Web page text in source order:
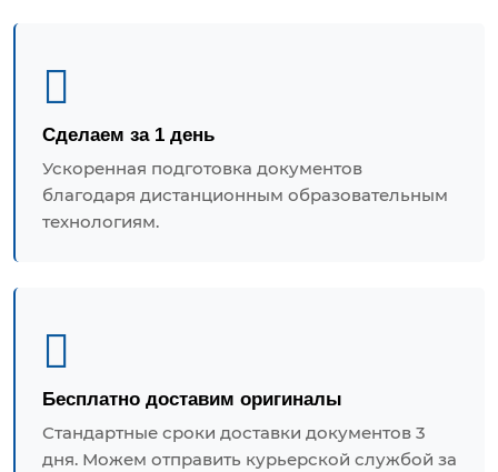
Сделаем за 1 день
Ускоренная подготовка документов
благодаря дистанционным образовательным
технологиям.
Бесплатно доставим оригиналы
Стандартные сроки доставки документов 3
дня. Можем отправить курьерской службой за